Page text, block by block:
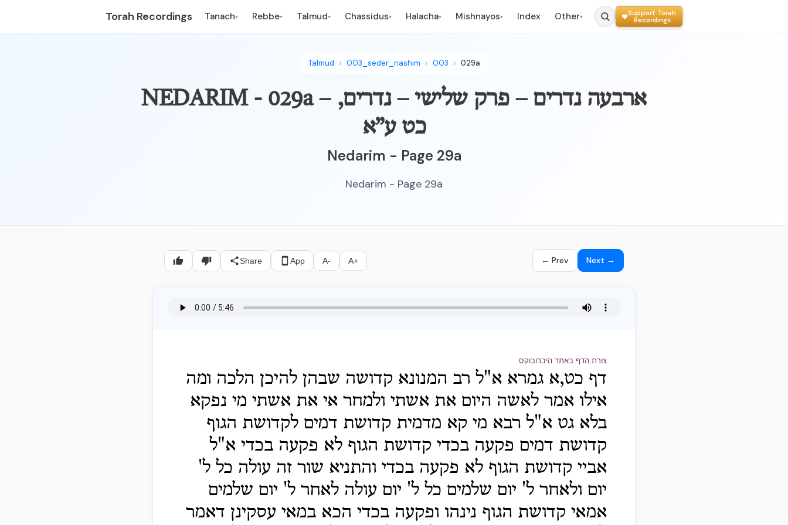
Torah Recordings Tanach▾ Rebbe▾ Talmud▾ Chassidus▾ Halacha▾ Mishnayos▾ Index Other▾
Support Torah
Recordings
Talmud 003_seder_nashim 003 029a
NEDARIM - 029a – ארבעה נדרים – פרק שלישי – נדרים,
כט ע”א
Nedarim - Page 29a
Nedarim - Page 29a
Share App A- A+ ← Prev Next →
צורת הדף באתר היברובוקס
דף כט,א גמרא א"ל רב המנונא קדושה שבהן להיכן הלכה ומה
אילו אמר לאשה היום את אשתי ולמחר אי את אשתי מי נפקא
בלא גט א"ל רבא מי קא מדמית קדושת דמים לקדושת הגוף
קדושת דמים פקעה בכדי קדושת הגוף לא פקעה בכדי א"ל
אביי קדושת הגוף לא פקעה בכדי והתניא שור זה עולה כל ל'
יום ולאחר ל' יום שלמים כל ל' יום עולה לאחר ל' יום שלמים
אמאי קדושת הגוף נינהו ופקעה בכדי הכא במאי עסקינן דאמר